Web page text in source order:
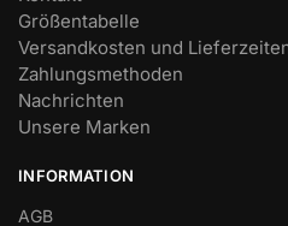
Größentabelle
Versandkosten und
Zahlungsmethoden
Nachrichten
Unsere Marken
INFORMATION
AGB